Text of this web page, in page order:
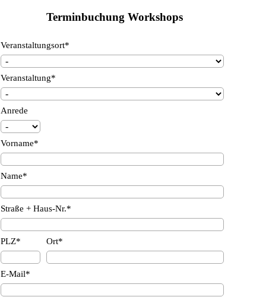
Terminbuchung Workshops
Veranstaltungsort*
Veranstaltung*
Anrede
Vorname*
Name*
Straße + Haus-Nr.*
PLZ* Ort*
E-Mail*